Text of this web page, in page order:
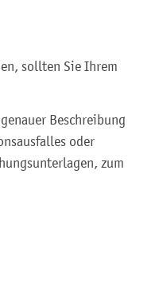
sollten Sie Ihrem
Beschreibung
oder
zum